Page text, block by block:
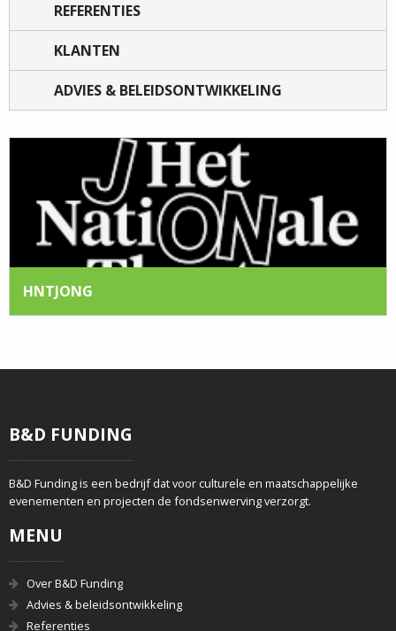
REFERENTIES
KLANTEN
ADVIES & BELEIDSONTWIKKELING
HNTJONG
B&D FUNDING
B&D Funding is een bedrijf dat voor culturele en maatschappelijke
evenementen en projecten de fondsenwerving verzorgt.
MENU
Over B&D Funding
Advies & beleidsontwikkeling
Referenties